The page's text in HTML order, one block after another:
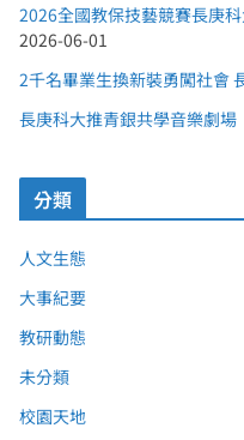
2026全國教保技藝競賽長庚
2026-06-01
2千名畢業生換新裝勇闖社會
長庚科大推青銀共學音樂劇
分類
人文生態
大事紀要
教研動態
未分類
校園天地